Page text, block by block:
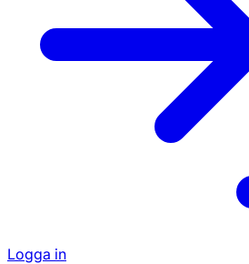
Logga in